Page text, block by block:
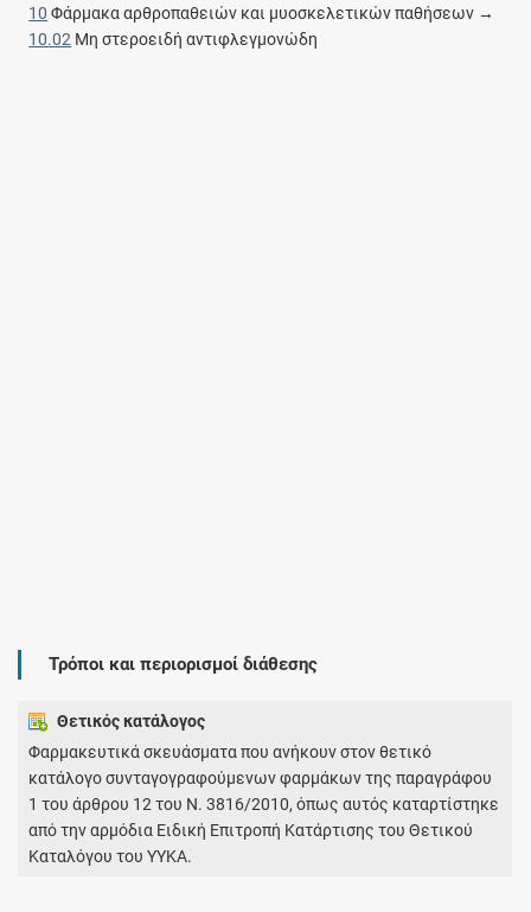
10 Φάρμακα αρθροπαθειών και μυοσκελετικών παθήσεων →
10.02 Μη στεροειδή αντιφλεγμονώδη
Τρόποι και περιορισμοί διάθεσης
Θετικός κατάλογος
Φαρμακευτικά σκευάσματα που ανήκουν στον θετικό
κατάλογο συνταγογραφούμενων φαρμάκων της παραγράφου
1 του άρθρου 12 του Ν. 3816/2010, όπως αυτός καταρτίστηκε
από την αρμόδια Ειδική Επιτροπή Κατάρτισης του Θετικού
Καταλόγου του ΥΥΚΑ.